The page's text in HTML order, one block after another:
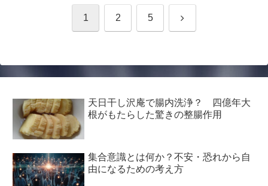
1 2 5 次
天日干し沢庵で腸内洗浄？ 四億年大
根がもたらした驚きの整腸作用
集合意識とは何か？不安・恐れから自
由になるための考え方